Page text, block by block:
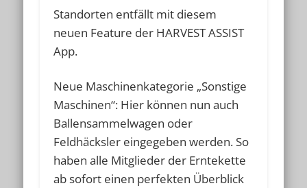
Standorten entfällt mit diesem
neuen Feature der HARVEST ASSIST
App.
Neue Maschinenkategorie „Sonstige
Maschinen“: Hier können nun auch
Ballensammelwagen oder
Feldhäcksler eingegeben werden. So
haben alle Mitglieder der Erntekette
ab sofort einen perfekten Überblick